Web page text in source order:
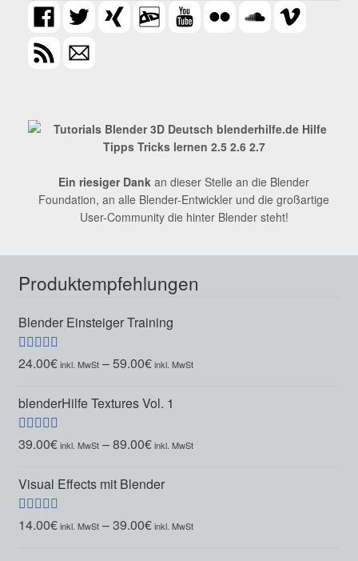
Ein riesiger Dank an dieser Stelle an die Blender
Foundation, an alle Blender-Entwickler und die großartige
User-Community die hinter Blender steht!
Produktempfehlungen
Blender Einsteiger Training
Bewertet mit
24.00€ –59.00€
blenderHilfe Textures Vol. 1
Bewertet mit
39.00€ –89.00€
Visual Effects mit Blender
Bewertet mit
14.00€ –39.00€